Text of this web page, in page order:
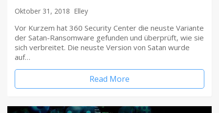
Oktober 31, 2018 Elley
Vor Kurzem hat 360 Security Center die neuste Variante
der Satan-Ransomware gefunden und überprüft, wie sie
sich verbreitet. Die neuste Version von Satan wurde
auf…
Read More